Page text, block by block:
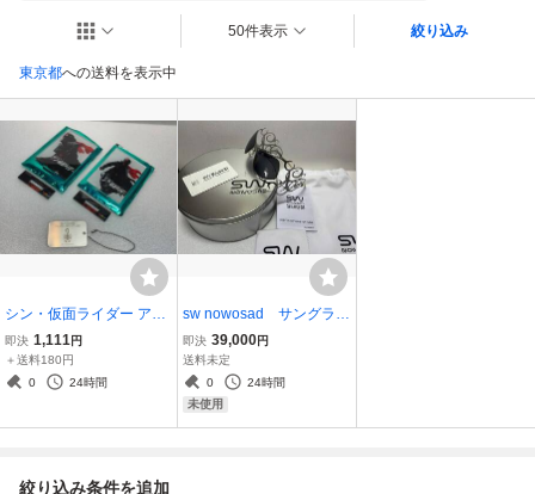
東京都への送料を表示中
50件表示 絞り込み
シン・仮面ライダー アク
リルスタンド2種類とおま
け
即決 1,111円
＋送料180円
0
24時間
sw nowosad サングラ
ス 未使用
即決 39,000円
送料未定
0
24時間
未使用
絞り込み条件を追加